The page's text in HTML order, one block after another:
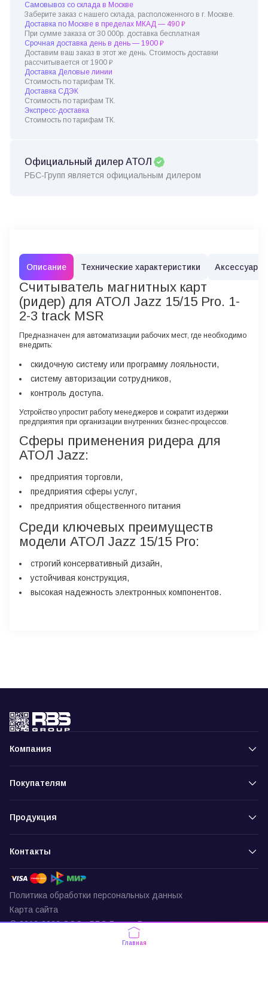
Самовывоз со склада в Москве
Заберите заказ с нашего склада, расположенного в г. Москве.
Доставка по Москве в пределах МКАД — 490 ₽
При сумме заказа от 30 000р. доставка бесплатная
Срочная доставка день в день — 1900 ₽
Доставим ваш заказ в этот же день. Стоимость доставки
рассчитывается от 1900 ₽
Доставка Деловые линии
Стоимость по тарифам ТК.
Доставка СДЭК
Стоимость по тарифам ТК.
Экспресс-доставка
Стоимость по тарифам ТК.
Официальный дилер АТОЛ
РБС-Групп является официальным дилером
Описание Технические характеристики Аксессуары
Считыватель магнитных карт
(ридер) для АТОЛ Jazz 15/15 Pro. 1-
2-3 track MSR
Предназначен для автоматизации рабочих мест, где необходимо
внедрить:
скидочную систему или программу лояльности,
систему авторизации сотрудников,
контроль доступа.
Устройство упростит работу менеджеров и сократит издержки
предприятия при организации внутренних бизнес-процессов.
Сферы применения ридера для
АТОЛ Jazz:
предприятия торговли,
предприятия сферы услуг,
предприятия общественного питания
Среди ключевых преимуществ
модели АТОЛ Jazz 15/15 Pro:
строгий консервативный дизайн,
устойчивая конструкция,
высокая надежность электронных компонентов.
Компания
Покупателям
Продукция
Контакты
Политика обработки персональных данных
Карта сайта
© 2016-2026 ООО «РБС-Групп» Все права защищены
Главная